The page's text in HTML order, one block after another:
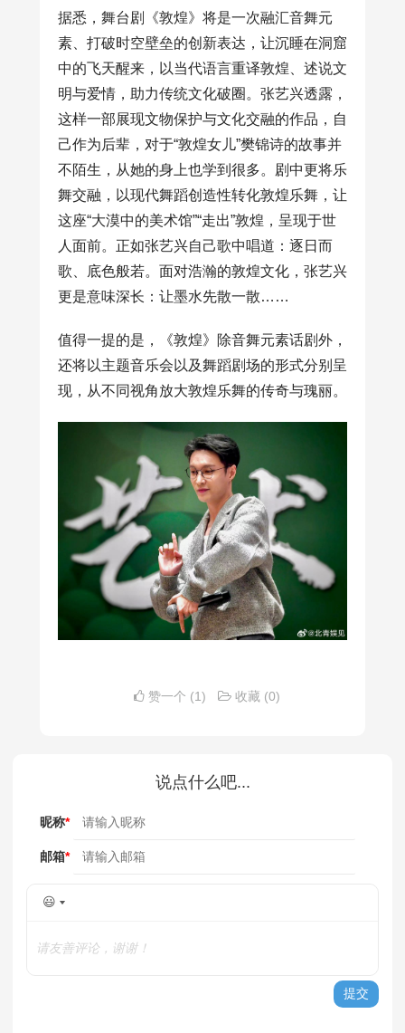
据悉，舞台剧《敦煌》将是一次融汇音舞元
素、打破时空壁垒的创新表达，让沉睡在洞窟
中的飞天醒来，以当代语言重译敦煌、述说文
明与爱情，助力传统文化破圈。张艺兴透露，
这样一部展现文物保护与文化交融的作品，自
己作为后辈，对于“敦煌女儿”樊锦诗的故事并
不陌生，从她的身上也学到很多。剧中更将乐
舞交融，以现代舞蹈创造性转化敦煌乐舞，让
这座“大漠中的美术馆”“走出”敦煌，呈现于世
人面前。正如张艺兴自己歌中唱道：逐日而
歌、底色般若。面对浩瀚的敦煌文化，张艺兴
更是意味深长：让墨水先散一散……
值得一提的是，《敦煌》除音舞元素话剧外，
还将以主题音乐会以及舞蹈剧场的形式分别呈
现，从不同视角放大敦煌乐舞的传奇与瑰丽。
赞一个 (1) 收藏 (0)
说点什么吧...
昵称*
邮箱*
😃
请友善评论，谢谢！
提交